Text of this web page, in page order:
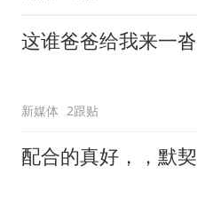
这谁爸爸给我来一沓
新媒体 2跟贴
配合的真好，，默契